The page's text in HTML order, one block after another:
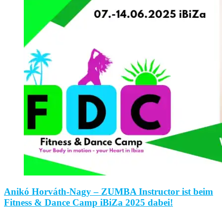
Anikó Horváth-Nagy – ZUMBA Instructor ist beim
Fitness & Dance Camp iBiZa 2025 dabei!